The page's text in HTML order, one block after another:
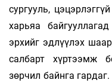
сургууль,
харьяа
эрхийг эдлүүлэх
салбарт хүртээмж
зөрчил байнга